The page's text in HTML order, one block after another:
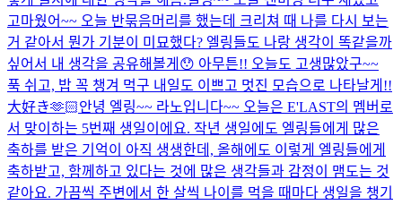
고마웠어~~ 오늘 반묶음머리를 했는데 크리쳐 때 나를 다시 보는
거 같아서 뭔가 기분이 미묘했다? 엘링들도 나랑 생각이 똑같을까
싶어서 내 생각을 공유해볼게😯 아무튼!! 오늘도 고생많았구~~
푹 쉬고, 밥 꼭 챙겨 먹구 내일도 이쁘고 멋진 모습으로 나타날게!!
大好き🫶🏻안녕 엘링~~ 라노입니다~~ 오늘은 E'LAST의 멤버로
서 맞이하는 5번째 생일이에요. 작년 생일에도 엘링들에게 많은
축하를 받은 기억이 아직 생생한데, 올해에도 이렇게 엘링들에게
축하받고, 함께하고 있다는 것에 많은 생각들과 감정이 맴도는 것
같아요. 가끔씩 주변에서 한 살씩 나이를 먹을 때마다 생일을 챙기